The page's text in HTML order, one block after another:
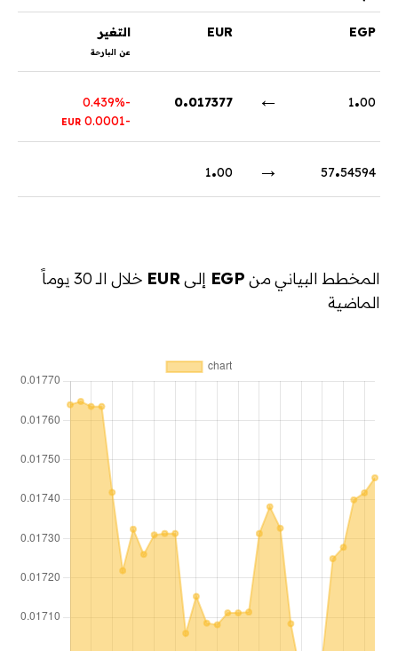
EGP
EUR التغير
عن البارحة
1.00
←
0.017377
-0.439%
-0.0001
EUR
57.54594
→
1.00
المخطط البياني من EGP إلىEUR
خلال الـ 30 يوماً
الماضية